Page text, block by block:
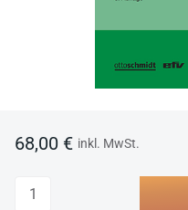
68,00 € inkl. MwSt.
Anzahl